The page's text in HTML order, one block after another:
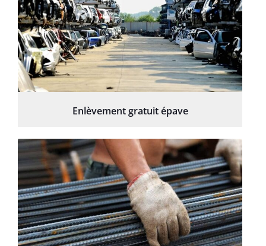
Enlèvement gratuit épave